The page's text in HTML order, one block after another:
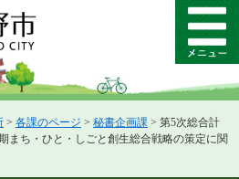
メ
ニ
ー
> 各課のページ > 秘書企画課 > 第5次総合計
まち・ひと・しごと創生総合戦略の策定に関